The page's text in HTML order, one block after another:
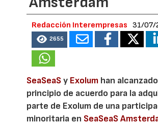
Redacción Interempresas 31/07/
2655
SeaSeaSy Exolum han
principio de acuerdo para la
parte de Exolum de una
minoritaria en SeaSeaS